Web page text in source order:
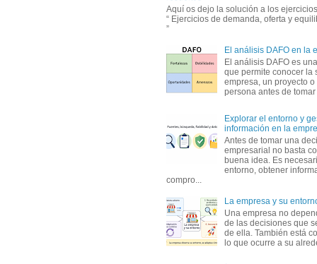
Aquí os dejo la solución a los
“ Ejercicios de demanda, oferta y
”
El análisis DAFO en la
El análisis DAFO es
que permite conocer la
empresa, un proyecto
persona antes de
Explorar el entorno y
información en la
Antes de tomar una
empresarial no basta
buena idea. Es
entorno, obtener
compro...
La empresa y su
Una empresa no
de las decisiones que
de ella. También está
lo que ocurre a su